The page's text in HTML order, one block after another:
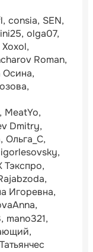
consia SEN
olga07
Xoxol
Roman
Осина
MeatYo
Dmitry
Ольга_С
igorlesovsky
Тэкспро
Игоревна
mano321
Татьянчес